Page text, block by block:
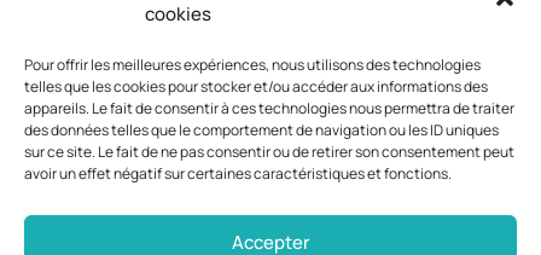
cookies
Pour offrir les meilleures expériences, nous utilisons des technologies
telles que les cookies pour stocker et/ou accéder aux informations des
appareils. Le fait de consentir à ces technologies nous permettra de traiter
des données telles que le comportement de navigation ou les ID uniques
sur ce site. Le fait de ne pas consentir ou de retirer son consentement peut
avoir un effet négatif sur certaines caractéristiques et fonctions.
Accepter
– Mairie d’Andrézieux-Bouthéon
Service Animation citoyenne et partenariale, coordination
jeunesse
Avenue du parc – 42160 Andrézieux-Bouthéon
Tél. : 04 77 55 90 85 – Port : 06 89 11 27 03